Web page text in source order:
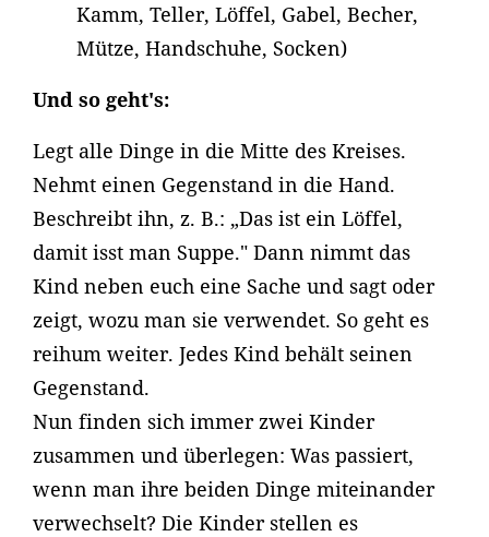
Kamm, Teller, Löffel, Gabel, Becher,
Mütze, Handschuhe, Socken)
Und so geht's:
Legt alle Dinge in die Mitte des Kreises.
Nehmt einen Gegenstand in die Hand.
Beschreibt ihn, z. B.: „Das ist ein Löffel,
damit isst man Suppe." Dann nimmt das
Kind neben euch eine Sache und sagt oder
zeigt, wozu man sie verwendet. So geht es
reihum weiter. Jedes Kind behält seinen
Gegenstand.
Nun finden sich immer zwei Kinder
zusammen und überlegen: Was passiert,
wenn man ihre beiden Dinge miteinander
verwechselt? Die Kinder stellen es